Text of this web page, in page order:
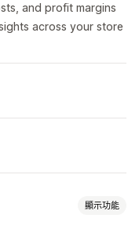
and profit margins
across your store
顯示功能